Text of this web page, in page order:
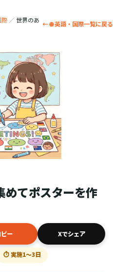
際 ／世界のあ ← 🌐 英語・国際一覧に戻る
めてポスターを作
ー Xでシェア
⏱ 実施1〜3日